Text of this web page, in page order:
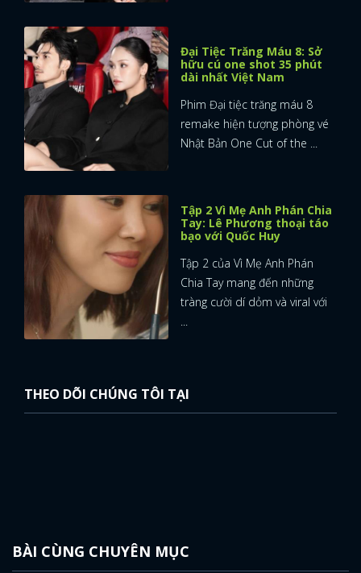
Đại Tiệc Trăng Máu 8: Sở
hữu cú one shot 35 phút
dài nhất Việt Nam
Phim Đại tiệc trăng máu 8
remake hiện tượng phòng vé
Nhật Bản One Cut of the ...
Tập 2 Vì Mẹ Anh Phán Chia
Tay: Lê Phương thoại táo
bạo với Quốc Huy
Tập 2 của Vì Mẹ Anh Phán
Chia Tay mang đến những
tràng cười dí dỏm và viral với
...
THEO DÕI CHÚNG TÔI TẠI
BÀI CÙNG CHUYÊN MỤC